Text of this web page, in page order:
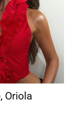
Oriola